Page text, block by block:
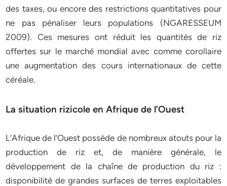
des taxes, ou encore des restrictions quantitatives pour
ne pas pénaliser leurs populations (NGARESSEUM
2009). Ces mesures ont réduit les quantités de riz
offertes sur le marché mondial avec comme corollaire
une augmentation des cours internationaux de cette
céréale.
La situation rizicole en Afrique de l’Ouest
L’Afrique de l’Ouest possède de nombreux atouts pour la
production de riz et, de manière générale, le
développement de la chaîne de production du riz :
disponibilité de grandes surfaces de terres exploitables